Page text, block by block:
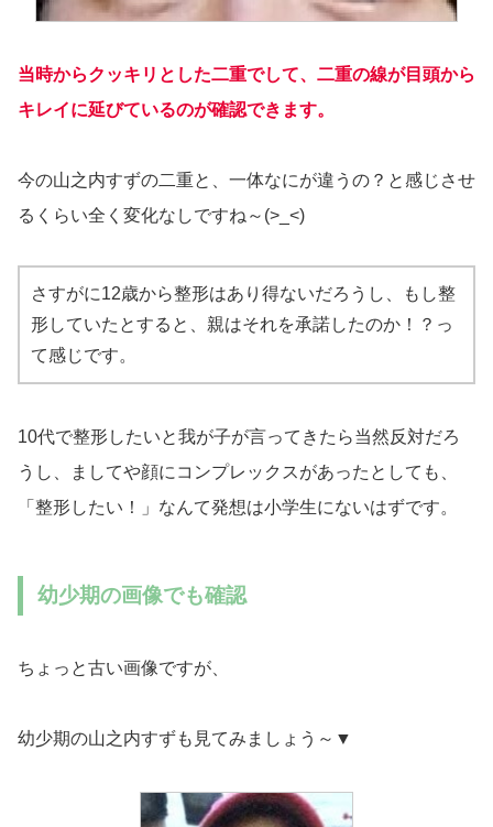
当時からクッキリとした二重でして、二重の線が目頭から
キレイに延びているのが確認できます。
今の山之内すずの二重と、一体なにが違うの？と感じさせ
るくらい全く変化なしですね～(>_<)
さすがに12歳から整形はあり得ないだろうし、もし整
形していたとすると、親はそれを承諾したのか！？っ
て感じです。
10代で整形したいと我が子が言ってきたら当然反対だろ
うし、ましてや顔にコンプレックスがあったとしても、
「整形したい！」なんて発想は小学生にないはずです。
幼少期の画像でも確認
ちょっと古い画像ですが、
幼少期の山之内すずも見てみましょう～▼